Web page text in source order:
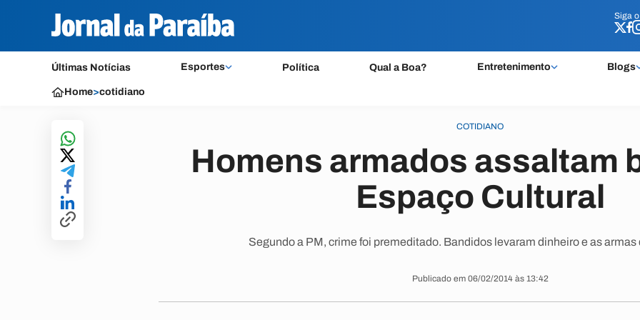
Siga o
Últimas Notícias Esportes Política Qual a Boa? Entretenimento Blogs
Siga o
Home>cotidiano
COTIDIANO
Homens armados assaltam
Espaço Cultural
Segundo a PM, crime foi premeditado. Bandidos levaram dinheiro e as armas
Publicado em 06/02/2014 às 13:42